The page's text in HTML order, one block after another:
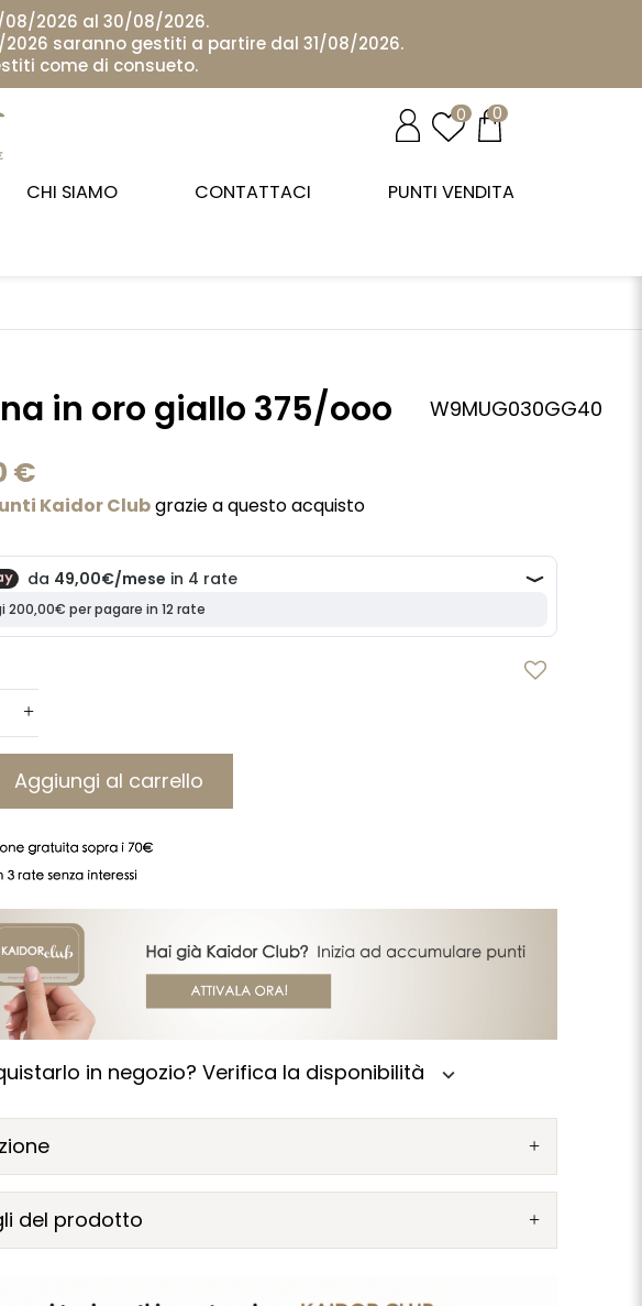
2026 al 30/08/2026.
saranno gestiti a partire dal 31/08/2026.
come di consueto.
0 0
CHI SIAMO CONTATTACI PUNTI VENDITA
in oro giallo 375/ooo W9MUG030GG40
€
Kaidor Clubgrazie a questo acquisto
Aggiungi al carrello
in negozio? Verifica la disponibilità expand_more
del prodotto